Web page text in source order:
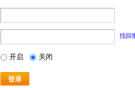
找回
开启 关闭
登录